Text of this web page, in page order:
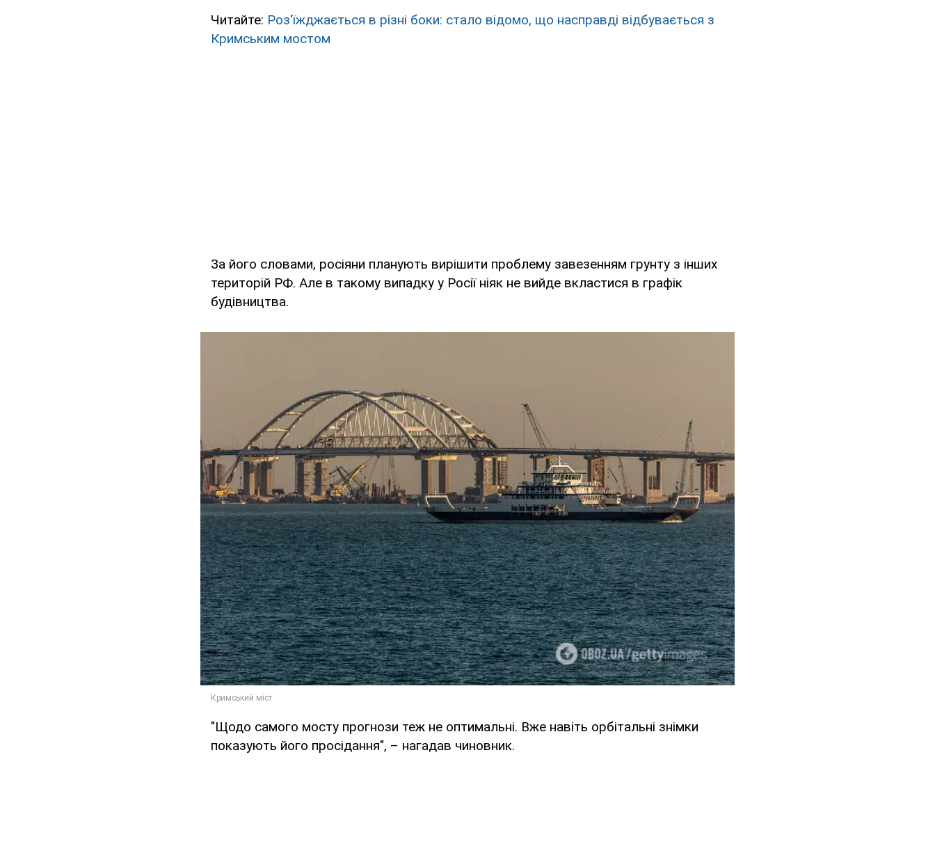
Читайте: Роз'їжджається в різні боки: стало відомо, що насправді відбувається з
Кримським мостом
За його словами, росіяни планують вирішити проблему завезенням грунту з інших
територій РФ. Але в такому випадку у Росії ніяк не вийде вкластися в графік
будівництва.
"Щодо самого мосту прогнози теж не оптимальні. Вже навіть орбітальні знімки
показують його просідання", – нагадав чиновник.